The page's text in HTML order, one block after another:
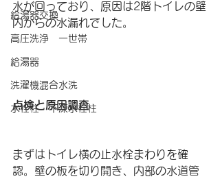
給湯器交換
高圧洗浄 一世帯
給湯器
洗濯機混合水洗
水栓柱・不凍水栓柱
水が回っており、原因は2階トイレの壁
内からの水漏れでした。
点検と原因調査
まずはトイレ横の止水栓まわりを確
認。壁の板を切り開き、内部の水道管